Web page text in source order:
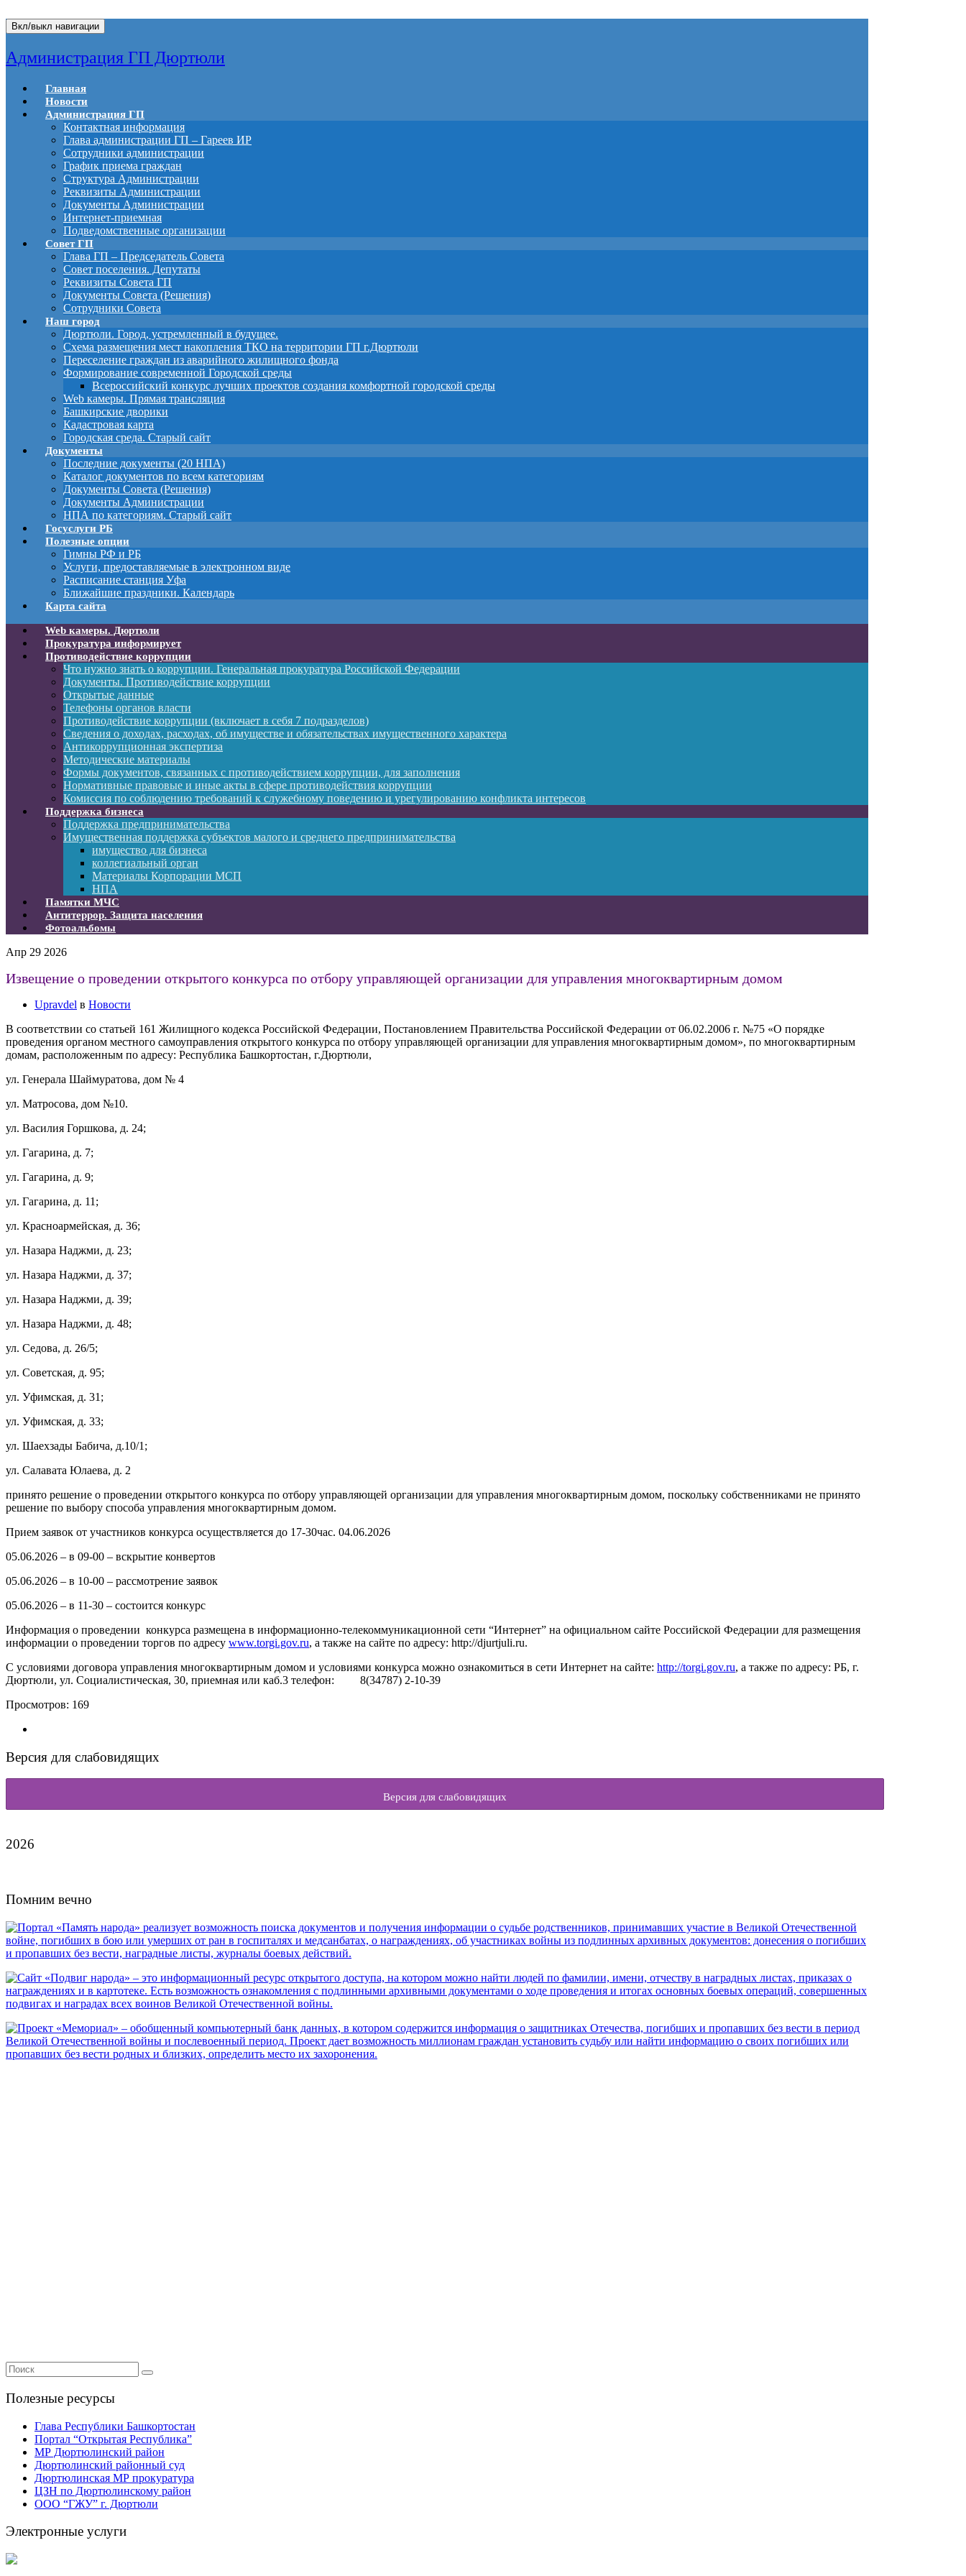
Вкл/выкл навигации
Администрация ГП Дюртюли
Главная
Новости
Администрация ГП
Контактная информация
Глава администрации ГП – Гареев ИР
Сотрудники администрации
График приема граждан
Структура Администрации
Реквизиты Администрации
Документы Администрации
Интернет-приемная
Подведомственные организации
Совет ГП
Глава ГП – Председатель Совета
Совет поселения. Депутаты
Реквизиты Совета ГП
Документы Совета (Решения)
Сотрудники Совета
Наш город
Дюртюли. Город, устремленный в будущее.
Схема размещения мест накопления ТКО на территории ГП г.Дюртюли
Переселение граждан из аварийного жилищного фонда
Формирование современной Городской среды
Всероссийский конкурс лучших проектов создания комфортной городской среды
Web камеры. Прямая трансляция
Башкирские дворики
Кадастровая карта
Городская среда. Старый сайт
Документы
Последние документы (20 НПА)
Каталог документов по всем категориям
Документы Совета (Решения)
Документы Администрации
НПА по категориям. Старый сайт
Госуслуги РБ
Полезные опции
Гимны РФ и РБ
Услуги, предоставляемые в электронном виде
Расписание станция Уфа
Ближайшие праздники. Календарь
Карта сайта
Web камеры. Дюртюли
Прокуратура информирует
Противодействие коррупции
Что нужно знать о коррупции. Генеральная прокуратура Российской Федерации
Документы. Противодействие коррупции
Открытые данные
Телефоны органов власти
Противодействие коррупции (включает в себя 7 подразделов)
Сведения о доходах, расходах, об имуществе и обязательствах имущественного характера
Антикоррупционная экспертиза
Методические материалы
Формы документов, связанных с противодействием коррупции, для заполнения
Нормативные правовые и иные акты в сфере противодействия коррупции
Комиссия по соблюдению требований к служебному поведению и урегулированию конфликта интересов
Поддержка бизнеса
Поддержка предпринимательства
Имущественная поддержка субъектов малого и среднего предпринимательства
имущество для бизнеса
коллегиальный орган
Материалы Корпорации МСП
НПА
Памятки МЧС
Антитеррор. Защита населения
Фотоальбомы
Апр 29 2026
Извещение о проведении открытого конкурса по отбору управляющей организации для управления многоквартирным домом
Upravdel в Новости
В соответствии со статьей 161 Жилищного кодекса Российской Федерации, Постановлением Правительства Российской Федерации от 06.02.2006 г. №75 «О порядке
проведения органом местного самоуправления открытого конкурса по отбору управляющей организации для управления многоквартирным домом», по многоквартирным
домам, расположенным по адресу: Республика Башкортостан, г.Дюртюли,
ул. Генерала Шаймуратова, дом № 4
ул. Матросова, дом №10.
ул. Василия Горшкова, д. 24;
ул. Гагарина, д. 7;
ул. Гагарина, д. 9;
ул. Гагарина, д. 11;
ул. Красноармейская, д. 36;
ул. Назара Наджми, д. 23;
ул. Назара Наджми, д. 37;
ул. Назара Наджми, д. 39;
ул. Назара Наджми, д. 48;
ул. Седова, д. 26/5;
ул. Советская, д. 95;
ул. Уфимская, д. 31;
ул. Уфимская, д. 33;
ул. Шаехзады Бабича, д.10/1;
ул. Салавата Юлаева, д. 2
принято решение о проведении открытого конкурса по отбору управляющей организации для управления многоквартирным домом, поскольку собственниками не принято
решение по выбору способа управления многоквартирным домом.
Прием заявок от участников конкурса осуществляется до 17-30час. 04.06.2026
05.06.2026 – в 09-00 – вскрытие конвертов
05.06.2026 – в 10-00 – рассмотрение заявок
05.06.2026 – в 11-30 – состоится конкурс
Информация о проведении конкурса размещена в информационно-телекоммуникационной сети “Интернет” на официальном сайте Российской Федерации для размещения
информации о проведении торгов по адресу www.torgi.gov.ru, а также на сайте по адресу: http://djurtjuli.ru.
С условиями договора управления многоквартирным домом и условиями конкурса можно ознакомиться в сети Интернет на сайте: http://torgi.gov.ru, а также по адресу: РБ, г.
Дюртюли, ул. Социалистическая, 30, приемная или каб.3 телефон: 8(34787) 2-10-39
Просмотров: 169
Версия для слабовидящих
Версия для слабовидящих
2026
Помним вечно
Полезные ресурсы
Глава Республики Башкортостан
Портал “Открытая Республика”
МР Дюртюлинский район
Дюртюлинский районный суд
Дюртюлинская МР прокуратура
ЦЗН по Дюртюлинскому район
ООО “ГЖУ” г. Дюртюли
Электронные услуги